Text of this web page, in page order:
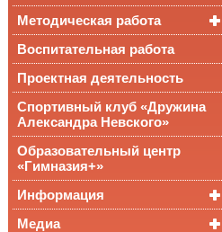
Независимая оценка
качества подготовки
обучающихся
Всероссийские
проверочные
работы
Всероссийская
олимпиада
мониторинг системы
образования
Методическая работа
Уроки, мероприятия
Публикации
Материалы
педагогического форума
Воспитательная работа
Проектная деятельность
Спортивный клуб «Дружина
Александра Невского»
Образовательный центр
«Гимназия+»
Информация
Медиа